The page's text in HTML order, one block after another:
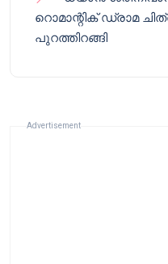
റൊമാന്റിക് ഡ്രാമ
പുറത്തിറങ്ങി
Advertisement